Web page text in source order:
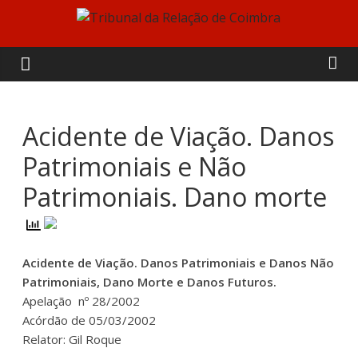
content
Tribunal
da
Relação
de
Coimbra
Acidente de Viação. Danos
Patrimoniais e Não
Patrimoniais. Dano morte
Acidente de Viação. Danos Patrimoniais e Danos Não
Patrimoniais, Dano Morte e Danos Futuros.
Apelação nº 28/2002
Acórdão de 05/03/2002
Relator: Gil Roque